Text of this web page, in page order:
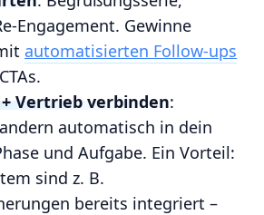
Gewinne
automatisierten Follow‑ups
Vertrieb verbinden:
automatisch in dein
und Aufgabe. Ein Vorteil:
sind z. B.
bereits integriert –